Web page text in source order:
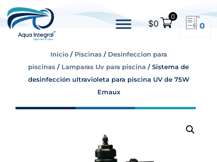
$0
0
0
Inicio/ Piscinas/ Desinfeccion para
piscinas / Lamparas Uv para piscina / Sistema de
desinfección ultravioleta para piscina UV de 75W
Emaux